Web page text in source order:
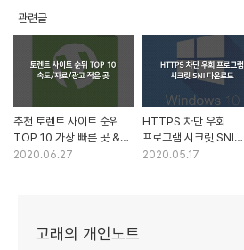
관련글
추천 토렌트 사이트 순위
TOP 10 가장 빠른 곳 &
고소 피하는 방법
2020.06.27
HTTPS 차단 우회
프로그램 시크릿 SNI
다운로드 및 설치
2020.05.17
고래의 개인노트